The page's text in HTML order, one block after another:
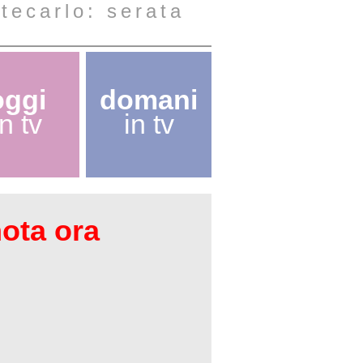
serata
tv
domani
in tv
ora